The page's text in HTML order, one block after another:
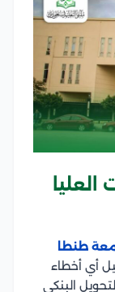
طنطا
أي أخطاء
البنكي